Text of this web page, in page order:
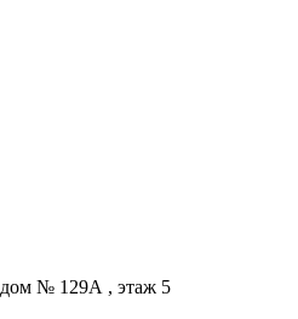
№ 129А , этаж 5